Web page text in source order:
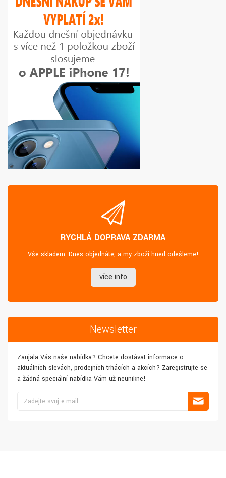
RYCHLÁ DOPRAVA ZDARMA
Vše skladem. Dnes objednáte, a my zboží hned odešleme!
více info
Newsletter
Zaujala Vás naše nabídka? Chcete dostávat informace o
aktuálních slevách, prodejních trhácích a akcích? Zaregistrujte se
a žádná speciální nabídka Vám už neunikne!